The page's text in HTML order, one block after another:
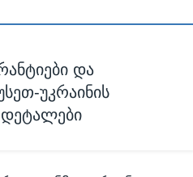
და
უკრაინის
დეტალები